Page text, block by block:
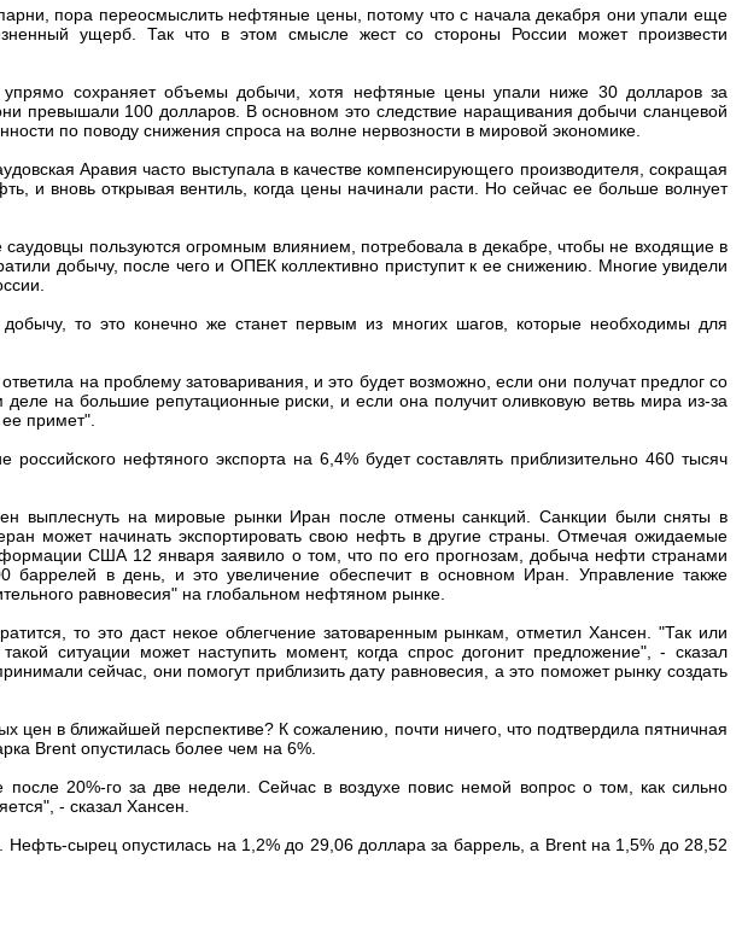
пора переосмыслить нефтяные цены, потому что с начала декабря они упали еще
ущерб. Так что в этом смысле жест со стороны России может произвести
сохраняет объемы добычи, хотя нефтяные цены упали ниже 30 долларов за
превышали 100 долларов. В основном это следствие наращивания добычи сланцевой
по поводу снижения спроса на волне нервозности в мировой экономике.
Аравия часто выступала в качестве компенсирующего производителя, сокращая
и вновь открывая вентиль, когда цены начинали расти. Но сейчас ее больше волнует
саудовцы пользуются огромным влиянием, потребовала в декабре, чтобы не входящие в
добычу, после чего и ОПЕК коллективно приступит к ее снижению. Многие увидели
то это конечно же станет первым из многих шагов, которые необходимы для
на проблему затоваривания, и это будет возможно, если они получат предлог со
на большие репутационные риски, и если она получит оливковую ветвь мира из-за
примет".
нефтяного экспорта на 6,4% будет составлять приблизительно 460 тысяч
выплеснуть на мировые рынки Иран после отмены санкций. Санкции были сняты в
может начинать экспортировать свою нефть в другие страны. Отмечая ожидаемые
США 12 января заявило о том, что по его прогнозам, добыча нефти странами
в день, и это увеличение обеспечит в основном Иран. Управление также
равновесия" на глобальном нефтяном рынке.
то это даст некое облегчение затоваренным рынкам, отметил Хансен. "Так или
ситуации может наступить момент, когда спрос догонит предложение", - сказал
сейчас, они помогут приблизить дату равновесия, а это поможет рынку создать
цен в ближайшей перспективе? К сожалению, почти ничего, что подтвердила пятничная
Brent опустилась более чем на 6%.
20%-го за две недели. Сейчас в воздухе повис немой вопрос о том, как сильно
- сказал Хансен.
сырец опустилась на 1,2% до 29,06 доллара за баррель, а Brent на 1,5% до 28,52